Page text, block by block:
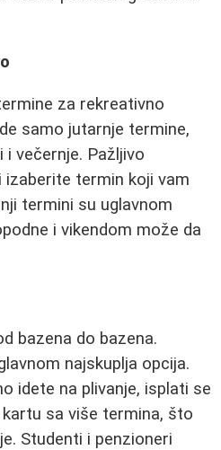
za rekreativno
samo jutarnje termine,
i večernje. Pažljivo
termin koji vam
termini su uglavnom
i vikendom može da
bazena do bazena.
najskuplja opcija.
idete na plivanje, isplati se
sa više termina, što
Studenti i penzioneri